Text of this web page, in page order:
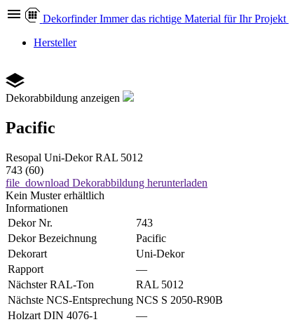
Dekorfinder Immer das richtige Material für Ihr Projekt
Hersteller
Dekorabbildung anzeigen
Pacific
Resopal Uni-Dekor RAL 5012
743 (60)
file_download Dekorabbildung herunterladen
Kein Muster erhältlich
Informationen
Dekor Nr.
743
Dekor Bezeichnung
Pacific
Dekorart
Uni-Dekor
Rapport
—
Nächster RAL-Ton
RAL 5012
Nächste NCS-Entsprechung NCS S 2050-R90B
Holzart DIN 4076-1
—